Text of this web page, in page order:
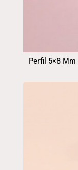
Perfil 5×8